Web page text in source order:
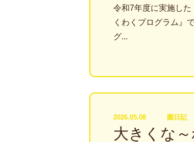
令和7年度に実施し
くわくプログラム』
グ...
2026.05.08 園日記
大きくな